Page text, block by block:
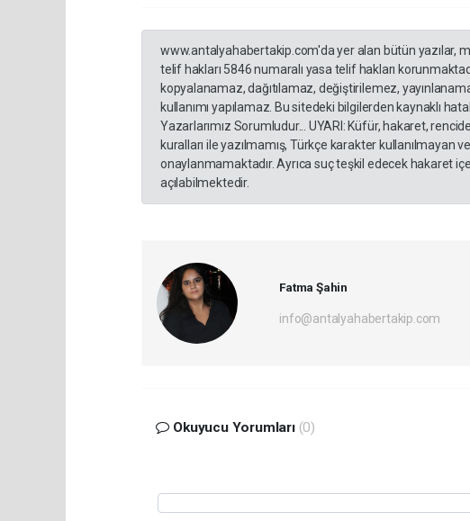
www.antalyahabertakip.com'da yer alan bütün yazılar,
telif hakları 5846 numaralı yasa telif hakları
kopyalanamaz, dağıtılamaz, değiştirilemez,
kullanımı yapılamaz. Bu sitedeki bilgilerden kaynaklı
Yazarlarımız Sorumludur... UYARI: Küfür, hakaret,
kuralları ile yazılmamış, Türkçe karakter kullanılmayan
onaylanmamaktadır. Ayrıca suç teşkil edecek hakaret
açılabilmektedir.
Fatma Şahin
info@antalyahabertakip.com
Okuyucu Yorumları (0)